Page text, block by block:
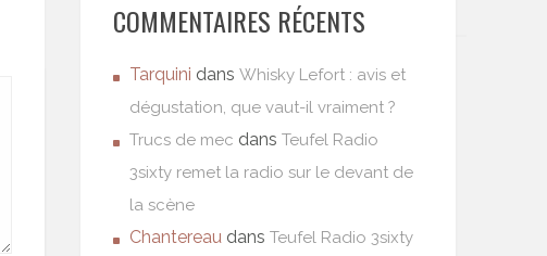
COMMENTAIRES RÉCENTS
Tarquini dans Whisky Lefort : avis et
dégustation, que vaut-il vraiment ?
Trucs de mec dans Teufel Radio
3sixty remet la radio sur le devant de
la scène
Chantereau dans Teufel Radio 3sixty